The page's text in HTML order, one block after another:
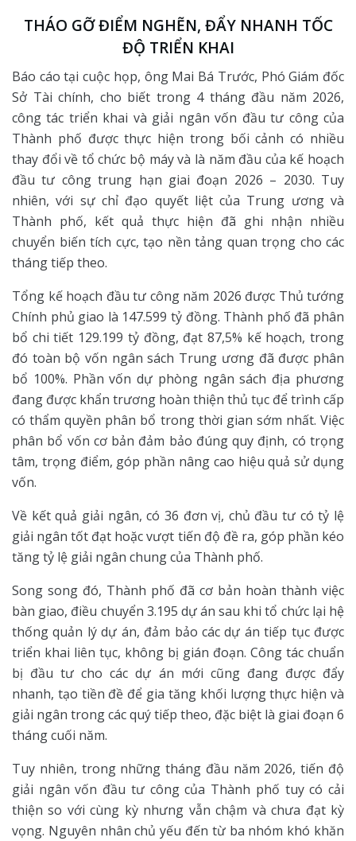
THÁO GỠ ĐIỂM NGHẼN, ĐẨY NHANH TỐC
ĐỘ TRIỂN KHAI
Báo cáo tại cuộc họp, ông Mai Bá Trước, Phó Giám đốc
Sở Tài chính, cho biết trong 4 tháng đầu năm 2026,
công tác triển khai và giải ngân vốn đầu tư công của
Thành phố được thực hiện trong bối cảnh có nhiều
thay đổi về tổ chức bộ máy và là năm đầu của kế hoạch
đầu tư công trung hạn giai đoạn 2026 – 2030. Tuy
nhiên, với sự chỉ đạo quyết liệt của Trung ương và
Thành phố, kết quả thực hiện đã ghi nhận nhiều
chuyển biến tích cực, tạo nền tảng quan trọng cho các
tháng tiếp theo.
Tổng kế hoạch đầu tư công năm 2026 được Thủ tướng
Chính phủ giao là 147.599 tỷ đồng. Thành phố đã phân
bổ chi tiết 129.199 tỷ đồng, đạt 87,5% kế hoạch, trong
đó toàn bộ vốn ngân sách Trung ương đã được phân
bổ 100%. Phần vốn dự phòng ngân sách địa phương
đang được khẩn trương hoàn thiện thủ tục để trình cấp
có thẩm quyền phân bổ trong thời gian sớm nhất. Việc
phân bổ vốn cơ bản đảm bảo đúng quy định, có trọng
tâm, trọng điểm, góp phần nâng cao hiệu quả sử dụng
vốn.
Về kết quả giải ngân, có 36 đơn vị, chủ đầu tư có tỷ lệ
giải ngân tốt đạt hoặc vượt tiến độ đề ra, góp phần kéo
tăng tỷ lệ giải ngân chung của Thành phố.
Song song đó, Thành phố đã cơ bản hoàn thành việc
bàn giao, điều chuyển 3.195 dự án sau khi tổ chức lại hệ
thống quản lý dự án, đảm bảo các dự án tiếp tục được
triển khai liên tục, không bị gián đoạn. Công tác chuẩn
bị đầu tư cho các dự án mới cũng đang được đẩy
nhanh, tạo tiền đề để gia tăng khối lượng thực hiện và
giải ngân trong các quý tiếp theo, đặc biệt là giai đoạn 6
tháng cuối năm.
Tuy nhiên, trong những tháng đầu năm 2026, tiến độ
giải ngân vốn đầu tư công của Thành phố tuy có cải
thiện so với cùng kỳ nhưng vẫn chậm và chưa đạt kỳ
vọng. Nguyên nhân chủ yếu đến từ ba nhóm khó khăn